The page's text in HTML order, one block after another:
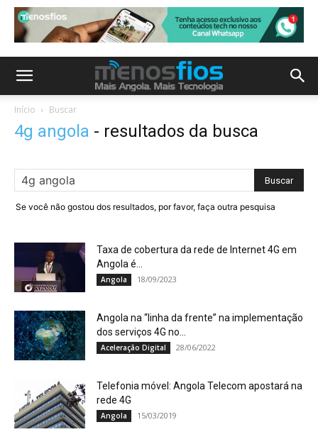
Início Buscar
4g angola - resultados da busca
Se você não gostou dos resultados, por favor, faça outra pesquisa
Taxa de cobertura da rede de Internet 4G em
Angola é...
Angola 18/09/2023
Angola na “linha da frente” na implementação
dos serviços 4G no...
Aceleração Digital 28/06/2022
Telefonia móvel: Angola Telecom apostará na
rede 4G
Angola 15/03/2019